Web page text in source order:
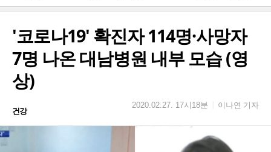
'코로나19' 확진자 114명·사망자
7명 나온 대남병원 내부 모습 (영
상)
건강
2020.02.27. 17시18분 이나연 기자